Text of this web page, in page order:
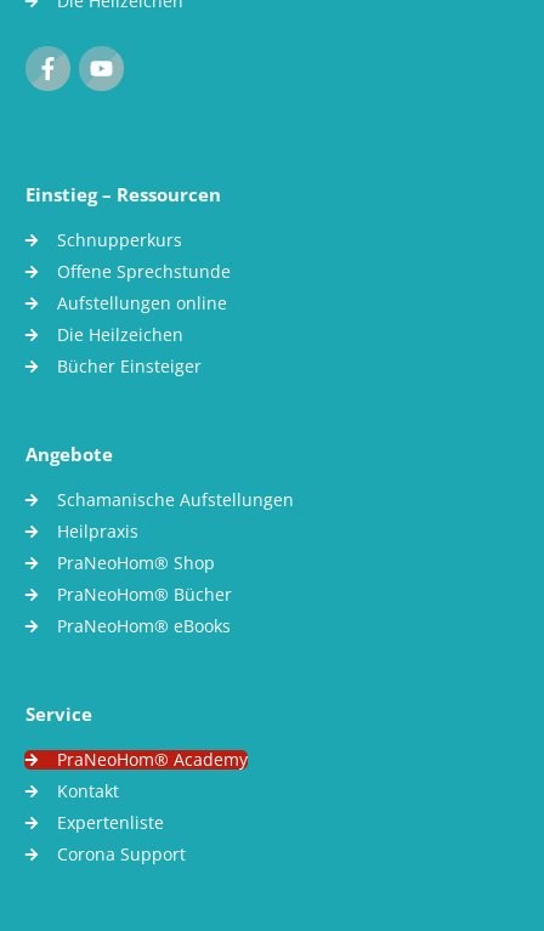
Einstieg – Ressourcen
Schnupperkurs
Offene Sprechstunde
Aufstellungen online
Die Heilzeichen
Bücher Einsteiger
Angebote
Schamanische Aufstellungen
Heilpraxis
PraNeoHom® Shop
PraNeoHom® Bücher
PraNeoHom® eBooks
Service
PraNeoHom® Academy
Kontakt
Expertenliste
Corona Support